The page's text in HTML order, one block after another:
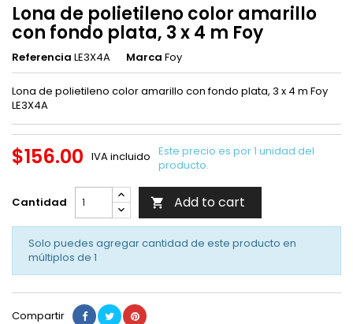
Lona de polietileno color amarillo
con fondo plata, 3 x 4 m Foy
Referencia LE3X4A Marca Foy
Lona de polietileno color amarillo con fondo plata, 3 x 4 m Foy
LE3X4A
$156.00 IVA incluido Este precio es por 1 unidad del
producto.
Cantidad  Add to cart
Solo puedes agregar cantidad de este producto en
múltiplos de 1
Compartir